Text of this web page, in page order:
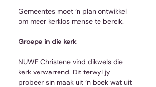
Gemeentes moet ‘n plan ontwikkel
om meer kerklos mense te bereik.
Groepe in die kerk
NUWE Christene vind dikwels die
kerk verwarrend. Dit terwyl jy
probeer sin maak uit ‘n boek wat uit